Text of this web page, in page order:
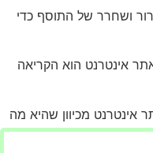
ושחרר של התוסף כדי
אינטרנט הוא הקריאה
אינטרנט מכיוון שהיא מה